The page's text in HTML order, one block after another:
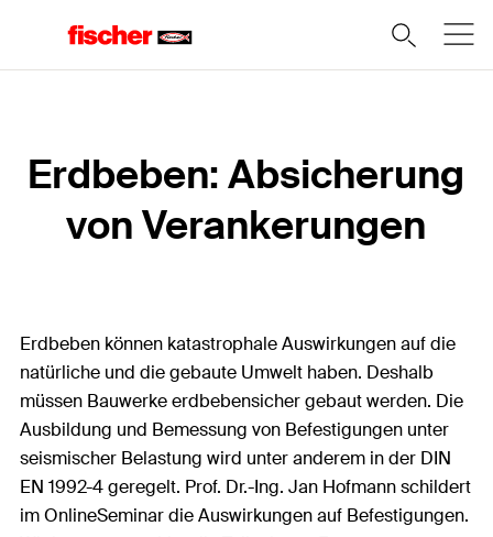
Erdbeben: Absicherung
von Verankerungen
Erdbeben können katastrophale Auswirkungen auf die
natürliche und die gebaute Umwelt haben. Deshalb
müssen Bauwerke erdbebensicher gebaut werden. Die
Ausbildung und Bemessung von Befestigungen unter
seismischer Belastung wird unter anderem in der DIN
EN 1992-4 geregelt. Prof. Dr.-Ing. Jan Hofmann schildert
im OnlineSeminar die Auswirkungen auf Befestigungen.